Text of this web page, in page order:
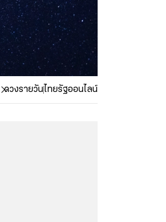
ดวงรายวันไทยรัฐออนไลน์